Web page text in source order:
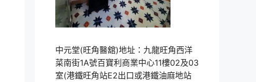
中元堂(旺角醫舘)地址：九龍旺角西洋
菜南街1A號百寶利商業中心11樓02及03
室(港鐵旺角站E2出口或港鐵油麻地站